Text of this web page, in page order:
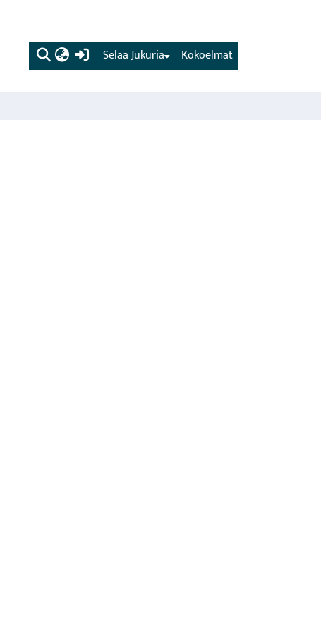
(current) Kokoelmat
Selaa Jukuria